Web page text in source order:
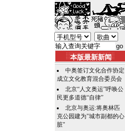
本版最新新闻
中奥签订文化合作协定
成立文化教育混合委员会
北京“人文奥运”呼唤公
民更多道德“自律”
北京与奥运:将奥林匹
克公园建为"城市副都的心
脏"